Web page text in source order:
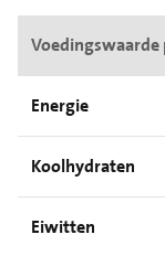
Energie
Koolhydraten
Eiwitten